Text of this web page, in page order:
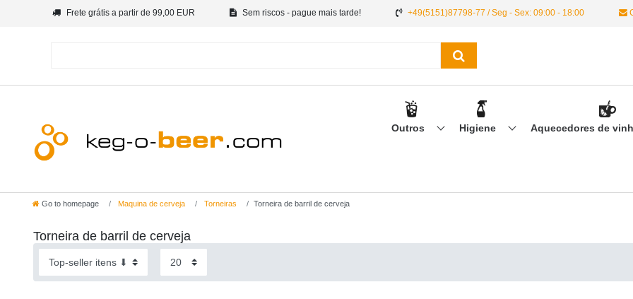
Frete grátis a partir de 99,00 EUR Sem riscos - pague mais tarde! +49(5151)87798-77 / Seg - Sex: 09:00 - 18:00
Outros Higiene Aquecedores de
Go to homepage Maquina de cerveja Torneiras Torneira de barril de cerveja
Torneira de barril de cerveja